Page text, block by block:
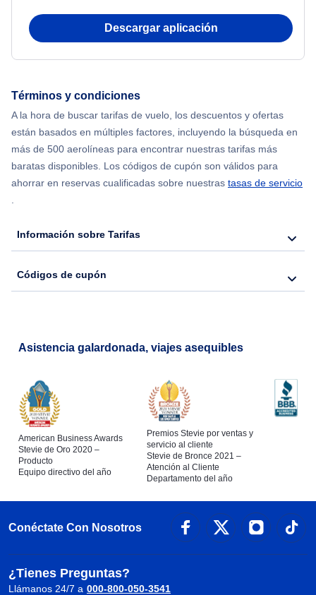
Flights from Nueva York to Atenas
Flights from Shanghai to Nueva York
Flights from Delhi to Nueva York
Flights from Chicago to Delhi
Flights from Nueva York to Hong Kong
Flights from Nueva York to Lisboa
Descargar aplicación
Términos y condiciones
A la hora de buscar tarifas de vuelo, los descuentos y ofertas
están basados en múltiples factores, incluyendo la búsqueda en
más de 500 aerolíneas para encontrar nuestras tarifas más
baratas disponibles. Los códigos de cupón son válidos para
ahorrar en reservas cualificadas sobre nuestras tasas de servicio
.
Información sobre Tarifas
Códigos de cupón
Asistencia galardonada, viajes asequibles
American Business Awards
Stevie de Oro 2020 –
Producto
Equipo directivo del año
Premios Stevie por ventas y
servicio al cliente
Stevie de Bronce 2021 –
Atención al Cliente
Departamento del año
Conéctate Con Nosotros
¿Tienes Preguntas?
Llámanos 24/7 a 000-800-050-3541